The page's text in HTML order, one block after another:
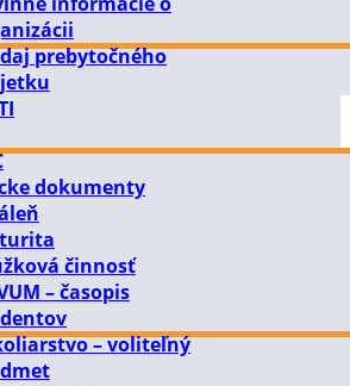
prebytočného
dokumenty
činnosť
– časopis
– voliteľný